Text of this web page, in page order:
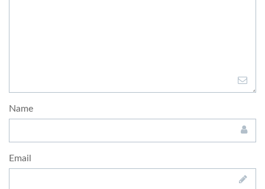
Name
Email